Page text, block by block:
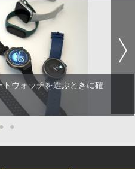
ウォッチを選ぶときに確
● ●